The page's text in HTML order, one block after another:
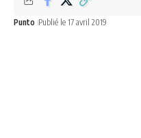
Punto Publié le 17 avril 2019